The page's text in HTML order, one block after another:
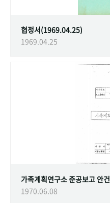
협정서(1969.04.25)
1969.04.25
가족계획연구소 준공보고 안건
1970.06.08